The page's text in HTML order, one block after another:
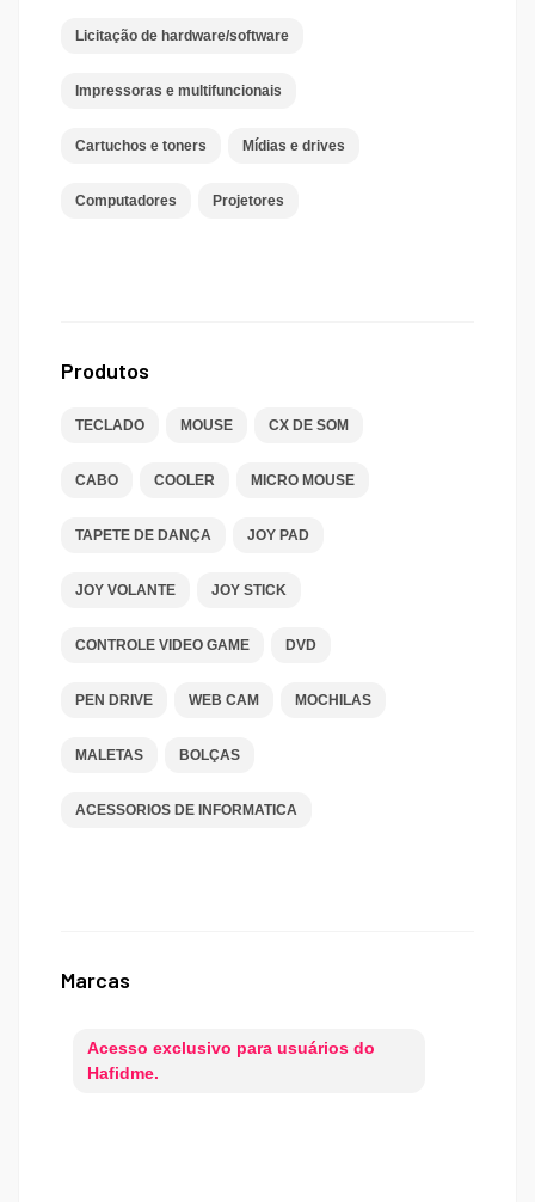
Licitação de hardware/software
Impressoras e multifuncionais
Cartuchos e toners Mídias e drives
Computadores Projetores
Produtos
TECLADO MOUSE CX DE SOM
CABO COOLER MICRO MOUSE
TAPETE DE DANÇA JOY PAD
JOY VOLANTE JOY STICK
CONTROLE VIDEO GAME DVD
PEN DRIVE WEB CAM MOCHILAS
MALETAS BOLÇAS
ACESSORIOS DE INFORMATICA
Marcas
Acesso exclusivo para usuários do
Hafidme.